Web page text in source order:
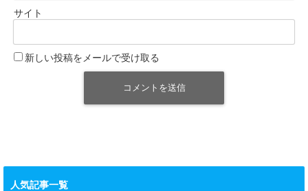
サイト
新しい投稿をメールで受け取る
人気記事一覧